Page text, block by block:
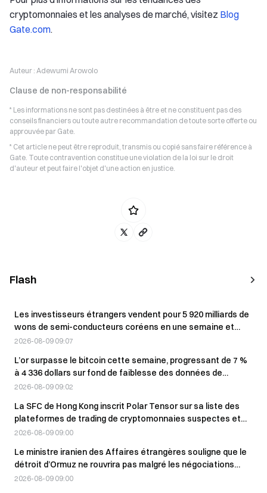
cryptomonnaies et les analyses de marché, visitez Blog
Gate.com.
Auteur : Adewumi Arowolo
Clause de non-responsabilité
* Les informations ne sont pas destinées à être et ne constituent pas des
conseils financiers ou toute autre recommandation de toute sorte offerte ou
approuvée par Gate.
* Cet article ne peut être reproduit, transmis ou copié sans faire référence à
Gate. Toute contravention constitue une violation de la loi sur le droit
d'auteur et peut faire l'objet d'une action en justice.
Flash
Les investisseurs étrangers vendent pour 5 920 milliards de
wons de semi-conducteurs coréens en une semaine et
réduisent leurs avoirs
2026-08-09 09:07
L’or surpasse le bitcoin cette semaine, progressant de 7 %
à 4 336 dollars sur fond de faiblesse des données de
l’emploi aux États-Unis.
2026-08-09 09:02
La SFC de Hong Kong inscrit Polar Tensor sur sa liste des
plateformes de trading de cryptomonnaies suspectes et
identifie 17 sites web associés
2026-08-09 09:00
Le ministre iranien des Affaires étrangères souligne que le
détroit d’Ormuz ne rouvrira pas malgré les négociations
avec Oman
2026-08-09 09:00